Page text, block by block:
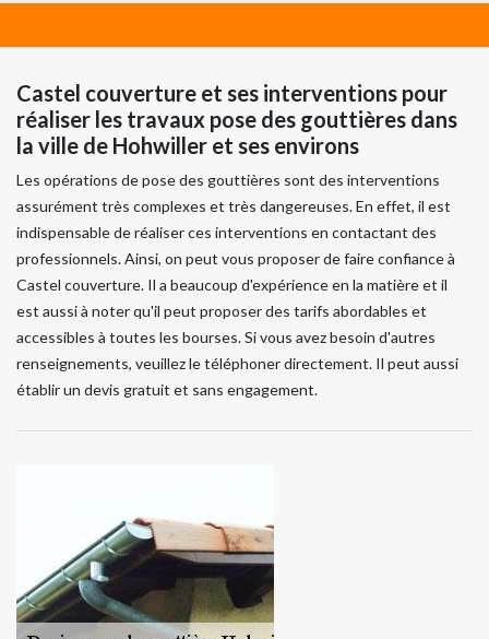
Castel couverture et ses interventions pour
réaliser les travaux pose des gouttières dans
la ville de Hohwiller et ses environs
Les opérations de pose des gouttières sont des interventions
assurément très complexes et très dangereuses. En effet, il est
indispensable de réaliser ces interventions en contactant des
professionnels. Ainsi, on peut vous proposer de faire confiance à
Castel couverture. Il a beaucoup d'expérience en la matière et il
est aussi à noter qu'il peut proposer des tarifs abordables et
accessibles à toutes les bourses. Si vous avez besoin d'autres
renseignements, veuillez le téléphoner directement. Il peut aussi
établir un devis gratuit et sans engagement.